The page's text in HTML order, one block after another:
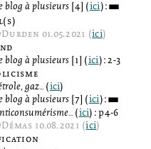
blog à plusieurs [4] (ici):3
Durden 01.05.2021 (ici)
blog à plusieurs [1] (ici): 2-3
gaz... (ici)
blog à plusieurs [7] (ici):3
(ici): p4-6
Démas 10.08.2021 (ici)